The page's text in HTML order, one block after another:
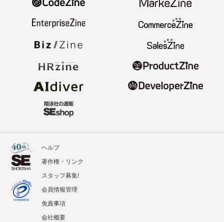
ヘルプ
著作権・リンク
スタッフ募集!
会員情報管理
免責事項
会社概要